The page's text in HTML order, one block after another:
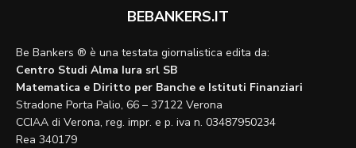
BEBANKERS.IT
Be Bankers ® è una testata giornalistica edita da:
Centro Studi Alma Iura srl SB
Matematica e Diritto per Banche e Istituti Finanziari
Stradone Porta Palio, 66 – 37122 Verona
CCIAA di Verona, reg. impr. e p. iva n. 03487950234
Rea 340179